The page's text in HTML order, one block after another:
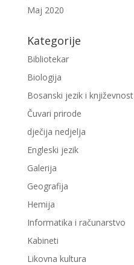
Maj 2020
Kategorije
Bibliotekar
Biologija
Bosanski jezik i književnost
Čuvari prirode
dječija nedjelja
Engleski jezik
Galerija
Geografija
Hemija
Informatika i računarstvo
Kabineti
Likovna kultura